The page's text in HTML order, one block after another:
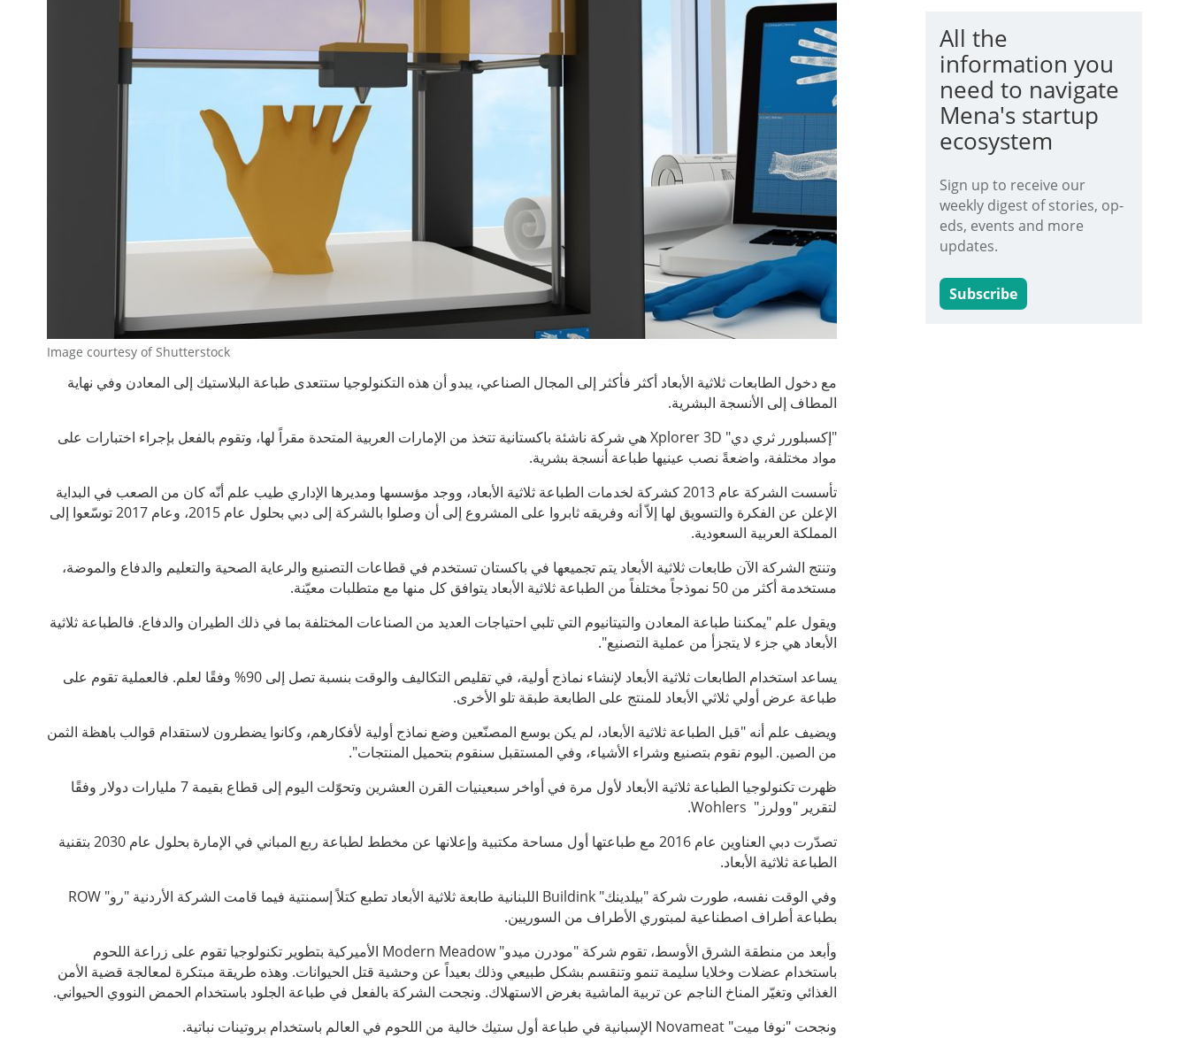
Image courtesy of Shutterstock
مع دخول الطابعات ثلاثية الأبعاد أكثر فأكثر إلى المجال الصناعي، يبدو أن هذه التكنولوجيا ستتعدى طباعة البلاستيك إلى المعادن وفي نهاية
المطاف إلى الأنسجة البشرية.
"إكسبلورر ثري دي" Xplorer 3Dهي شركة ناشئة باكستانية تتخذ من الإمارات العربية المتحدة مقراً لها، وتقوم بالفعل بإجراء اختبارات على
مواد مختلفة، واضعةً نصب عينيها طباعة أنسجة بشرية.
تأسست الشركة عام 2013 كشركة لخدمات الطباعة ثلاثية الأبعاد، ووجد مؤسسها ومديرها الإداري طيب علم أنّه كان من الصعب في البداية
الإعلن عن الفكرة والتسويق لها إلاّ أنه وفريقه ثابروا على المشروع إلى أن وصلوا بالشركة إلى دبي بحلول عام 2015، وعام 2017 توسّعوا إلى
المملكة العربية السعودية.
وتنتج الشركة الآن طابعات ثلاثية الأبعاد يتم تجميعها في باكستان تستخدم في قطاعات التصنيع والرعاية الصحية والتعليم والدفاع والموضة،
مستخدمة أكثر من 50 نموذجاً مختلفاً من الطباعة ثلاثية الأبعاد يتوافق كل منها مع متطلبات معيّنة.
ويقول علم "يمكننا طباعة المعادن والتيتانيوم التي تلبي احتياجات العديد من الصناعات المختلفة بما في ذلك الطيران والدفاع. فالطباعة ثلاثية
الأبعاد هي جزء لا يتجزأ من عملية التصنيع".
يساعد استخدام الطابعات ثلاثية الأبعاد لإنشاء نماذج أولية، في تقليص التكاليف والوقت بنسبة تصل إلى 90% وفقًا لعلم. فالعملية تقوم على
طباعة عرض أولي ثلاثي الأبعاد للمنتج على الطابعة طبقة تلو الأخرى.
ويضيف علم أنه "قبل الطباعة ثلاثية الأبعاد، لم يكن بوسع المصنّعين وضع نماذج أولية لأفكارهم، وكانوا يضطرون لاستقدام قوالب باهظة الثمن
من الصين. اليوم نقوم بتصنيع وشراء الأشياء، وفي المستقبل سنقوم بتحميل المنتجات".
ظهرت تكنولوجيا الطباعة ثلاثية الأبعاد لأول مرة في أواخر سبعينيات القرن العشرين وتحوّلت اليوم إلى قطاع بقيمة 7 مليارات دولار وفقًا
لتقرير "وولرز" Wohlers
.
تصدّرت دبي العناوين عام 2016 مع طباعتها أول مساحة مكتبية وإعلانها عن مخطط لطباعة ربع المباني في الإمارة بحلول عام 2030 بتقنية
الطباعة ثلاثية الأبعاد.
وفي الوقت نفسه، طورت شركة "بيلدينك" Buildink اللبنانية طابعة ثلاثية الأبعاد تطبع كتلاً إسمنتية فيما قامت الشركة الأردنية "رو" ROW
بطباعة أطراف اصطناعية لمبتوري الأطراف من السوريين.
وأبعد من منطقة الشرق الأوسط، تقوم شركة "مودرن ميدو"Modern Meadow الأميركية بتطوير تكنولوجيا تقوم على زراعة اللحوم
باستخدام عضلات وخلايا سليمة تنمو وتنقسم بشكل طبيعي وذلك بعيداً عن وحشية قتل الحيوانات. وهذه طريقة مبتكرة لمعالجة قضية الأمن
الغذائي وتغيّر المناخ الناجم عن تربية الماشية بغرض الاستهلاك. ونجحت الشركة بالفعل في طباعة الجلود باستخدام الحمض النووي الحيواني.
ونجحت "نوفا ميت" Novameat الإسبانية في طباعة أول ستيك خالية من اللحوم في العالم باستخدام بروتينات نباتية.
All the
information you
need to navigate
Mena's startup
ecosystem
Sign up to receive our
weekly digest of stories, op-
eds, events and more
updates.
Subscribe